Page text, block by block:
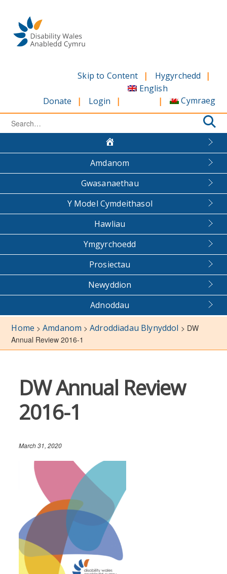
content
Skip to Content Hygyrchedd
Donate Login
English
Cymraeg
Search
Amdanom
Gwasanaethau
Y Model Cymdeithasol
Hawliau
Ymgyrchoedd
Prosiectau
Newyddion
Adnoddau
Home >Amdanom >Adroddiadau Blynyddol > DW
Annual Review 2016-1
DW Annual Review
2016-1
March 31, 2020